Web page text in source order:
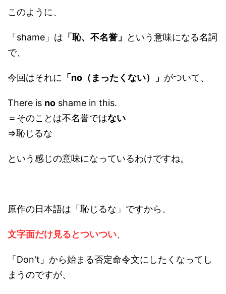
ー
このように、
「shame」は 「恥、不名誉」
という意味になる名詞
で、
今回はそれに 「no（まったくない）」 がついて、
There is no shame in this.
＝そのことは不名誉ではない
⇒恥じるな
という感じの意味になっているわけですね。
原作の日本語は「恥じるな」ですから、
文字面だけ見るとついつい、
「Don't」から始まる否定命令文にしたくなってし
まうのですが、